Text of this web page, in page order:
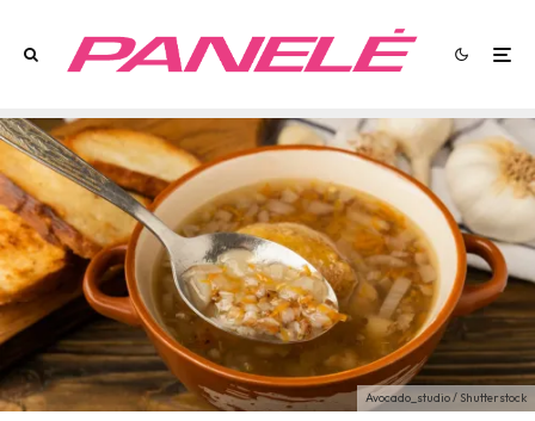
Avocado_studio / Shutterstock